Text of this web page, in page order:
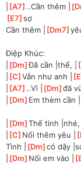
[A7 ]..Cần thêm | [
E7 ]
sợ
Cần thêm |
[Dm7 ]
Điệp Khúc:
[Dm ]
Đã cần |thế, | [
[C ]
Vẫn như anh | [E
[A7 ]..Vì | [Dm ]
đã
[Dm ]Em thèm cần |
[Dm ]
Thế tình |nhé, |
[C ]Nối thêm yêu | [
Tình |
[Dm ]
có dậy
[Dm ]Nối em vào | [